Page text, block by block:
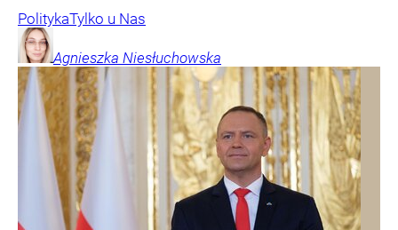
PolitykaTylko u Nas
Agnieszka Niesłuchowska